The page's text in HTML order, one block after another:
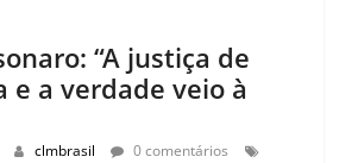
“A justiça de
e a verdade veio à
clmbrasil
0 comentários